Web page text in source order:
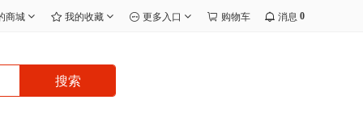
商城 我的收藏 更多入口 购物车 消息 0
搜索